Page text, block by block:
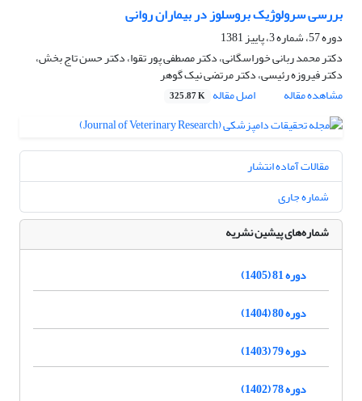
بررسی سرولوژیک بروسلوز در بیماران روانی
دوره 57، شماره 3، پاییز 1381
دکتر محمد ربانی خوراسگانی، دکتر مصطفی پور تقوا، دکتر حسن تاج بخش،
دکتر فیروزه رئیسی، دکتر مرتضی نیک گوهر
مشاهده مقاله
اصل مقاله 325.87 K
مقالات آماده انتشار
شماره جاری
شماره‌های پیشین نشریه
دوره 81 (1405)
دوره 80 (1404)
دوره 79 (1403)
دوره 78 (1402)